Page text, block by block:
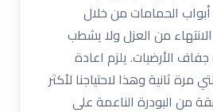
أبواب الحمامات من خلال
من العزل ولا يشطب
جفاف الأرضيات. يلزم اعادة
مرة ثانية وهذا لاحتياجنا لأكثر
من البودرة الناعمة على